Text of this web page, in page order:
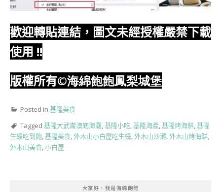
歡迎轉貼連結，圖文未經授權嚴禁下載
使用 !!
版權所有©海綿飽飽鳳梨城堡
Posted in 基隆美食
Tagged 基隆大武崙澳底海灘 基隆小吃 基隆海產 基隆烤海鮮 基隆
生蠔吃到飽 基隆美食 外木山小白屋吃生蠔 外木山沙灘 外木山烤海鮮
外木山美食 小白屋
大家好，我是海綿飽飽